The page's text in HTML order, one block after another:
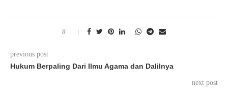
0
previous post
Hukum Berpaling Dari Ilmu Agama dan Dalilnya
next post